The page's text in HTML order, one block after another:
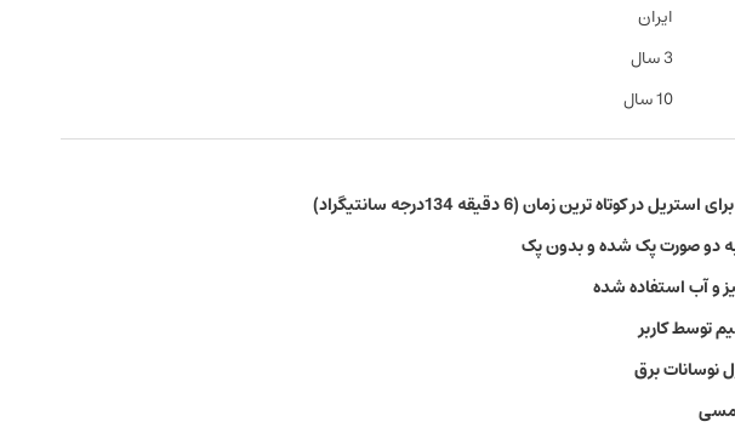
ایران
3 سال
10 سال
کوتاه ترین زمان (6 دقیقه 134درجه سانتیگراد)
به دو صورت پک شده و بدون پک
و آب استفاده شده
توسط کاربر
نوسانات برق